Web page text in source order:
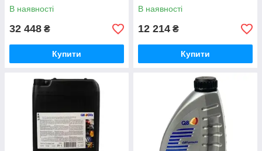
В наявності
32 448 ₴
Купити
В наявності
12 214 ₴
Купити